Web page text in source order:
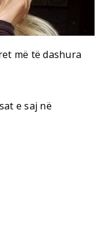
më të dashura
e saj në